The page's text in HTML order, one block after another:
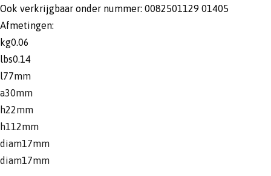
Ook verkrijgbaar onder nummer: 0082501129 01405
Afmetingen:
kg0.06
lbs0.14
l77mm
a30mm
h22mm
h112mm
diam17mm
diam17mm